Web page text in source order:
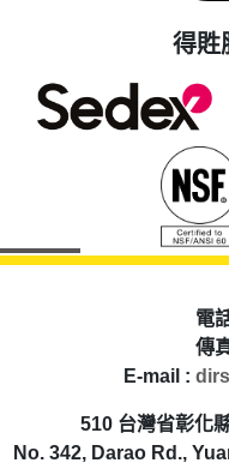
得貹
電
傳
E-mail :
510 台灣省彰化
No. 342, Darao Rd.,